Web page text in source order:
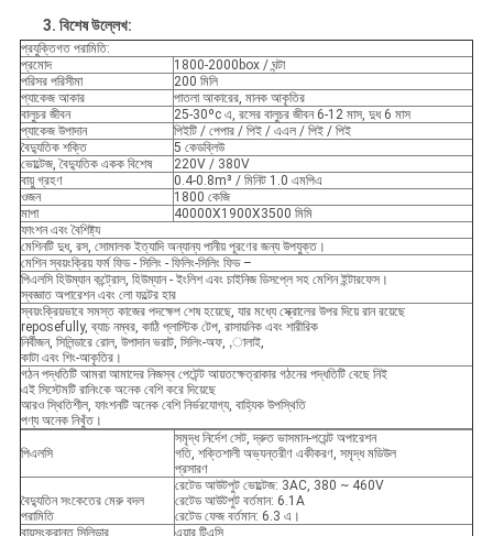
3. বিশেষ উল্লেখ:
প্রযুক্তিগত পরামিতি:
প্রমোদ
1800-2000box / ঘন্টা
পরিসর পরিসীমা
200 মিলি
প্যাকেজ আকার
পাতলা আকারের, মানক আকৃতির
বালুচর জীবন
25-30ºc এ, রসের বালুচর জীবন 6-12 মাস, দুধ 6 মাস
প্যাকেজ উপাদান
পিইটি / পেপার / পিই / এএল / পিই / পিই
বৈদ্যুতিক শক্তি
5 কেডব্লিউ
ভোল্টেজ, বৈদ্যুতিক একক বিশেষ
220V / 380V
বায়ু গ্রহণ
0.4-0.8m³ / মিনিট 1.0 এমপিএ
ওজন
1800 কেজি
মাপা
40000X1900X3500 মিমি
ফাংশন এবং বৈশিষ্ট্য
মেশিনটি দুধ, রস, সোমালক ইত্যাদি অন্যান্য পানীয় পূরণের জন্য উপযুক্ত।
মেশিন স্বয়ংক্রিয় ফর্ম ফিড - সিলিং - ফিলিং-সিলিং ফিড –
পিএলসি হিউম্যান কন্ট্রোল, হিউম্যান - ইংলিশ এবং চাইনিজ ডিসপ্লে সহ মেশিন ইন্টারফেস।
স্বজ্ঞাত অপারেশন এবং লো ফল্টের হার
স্বয়ংক্রিয়ভাবে সমস্ত কাজের পদক্ষেপ শেষ হয়েছে, যার মধ্যে স্ক্রোলের উপর দিয়ে রান রয়েছে
reposefully, ব্যাচ নম্বর, কাঠি প্লাস্টিক টেপ, রাসায়নিক এবং শারীরিক
নির্বীজন, সিলিন্ডারে রোল, উপাদান ভরাট, সিলিং-অফ, ,ালাই,
কাটা এবং শিং-আকৃতির।
গঠন পদ্ধতিটি আমরা আমাদের নিজস্ব পেটেন্ট আয়তক্ষেত্রাকার গঠনের পদ্ধতিটি বেছে নিই
এই সিস্টেমটি রানিংকে অনেক বেশি করে দিয়েছে
আরও স্থিতিশীল, ফাংশনটি অনেক বেশি নির্ভরযোগ্য, বাহ্যিক উপস্থিতি
পণ্য অনেক নিখুঁত।
পিএলসি
সমৃদ্ধ নির্দেশ সেট, দ্রুত ভাসমান-পয়েন্ট অপারেশন
গতি, শক্তিশালী অভ্যন্তরীণ একীকরণ, সমৃদ্ধ মডিউল
প্রসারণ
বৈদ্যুতিন সংকেতের মেরু বদল
পরামিতি
রেটেড আউটপুট ভোল্টেজ: 3AC, 380 ~ 460V
রেটেড আউটপুট বর্তমান: 6.1A
রেটেড ফেজ বর্তমান: 6.3 এ।